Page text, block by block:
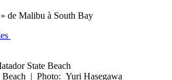
de Malibu à South Bay
| Photo: Yuri Hasegawa